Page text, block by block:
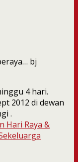
bj
4 hari.
2012 di dewan
.
Hari Raya &